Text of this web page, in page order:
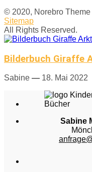
© 2020, Norebro Theme
Sitemap
All Rights Reserved.
Bilderbuch Giraffe
Sabine — 18. Mai 2022
Sabine